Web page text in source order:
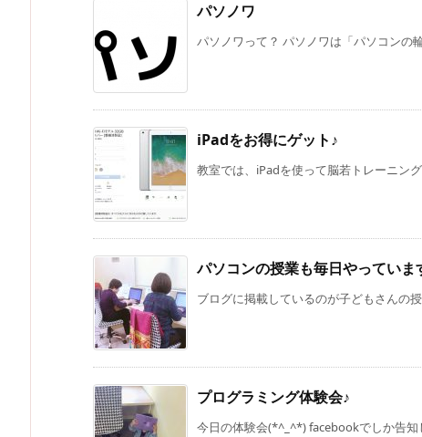
パソノワ
パソノワって？ パソノワは「パソコンの
iPadをお得にゲット♪
教室では、iPadを使って脳若トレーニン
パソコンの授業も毎日やっていま
ブログに掲載しているのが子どもさんの
プログラミング体験会♪
今日の体験会(*^_^*) facebookでしか告知